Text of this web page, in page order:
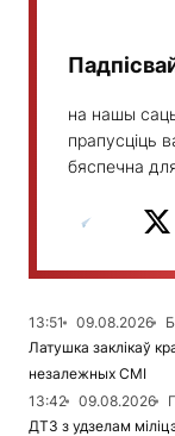
на нашы
прапусціць
бяспечна
13:51 09.08.2026
Латушка заклікаў
незалежных СМІ
13:42
09.08.2026
ДТЗ з удзелам